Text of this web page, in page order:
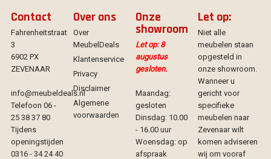
Contact
Fahrenheitstraat
3
6902 PX
ZEVENAAR
info@meubeldeals.nl
Telefoon 06 -
25 38 37 80
Tijdens
openingstijden
0316 - 34 24 40
Over ons
Over
MeubelDeals
Klantenservice
Privacy
Disclaimer
Algemene
voorwaarden
Onze
showroom
Let op: 8
augustus
gesloten.
Maandag:
gesloten
Dinsdag: 10.00
- 16.00 uur
Woensdag: op
afspraak
Let op:
Niet alle
meubelen staan
opgesteld in
onze showroom.
Wanneer u
gericht voor
specifieke
meubelen naar
Zevenaar wilt
komen adviseren
wij om vooraf